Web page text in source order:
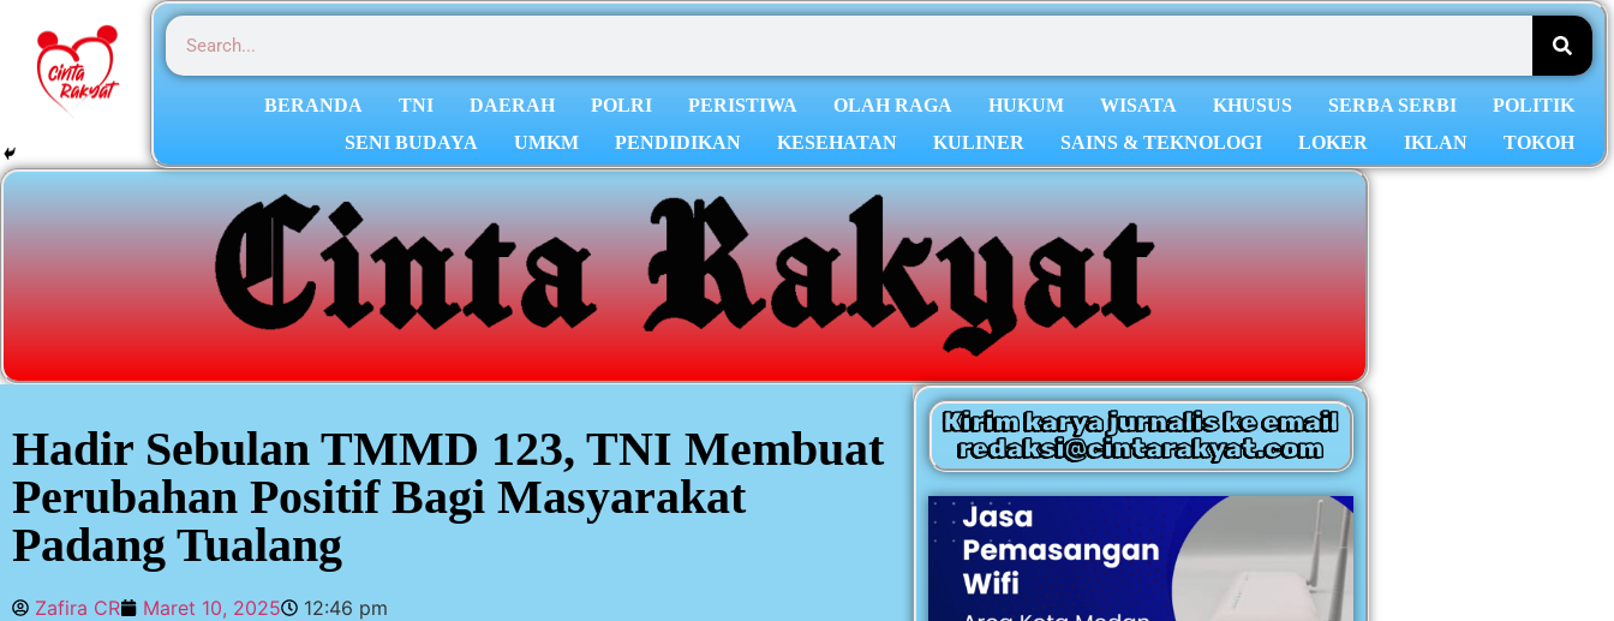
BERANDA TNI DAERAH POLRI PERISTIWA OLAH RAGA HUKUM WISATA KHUSUS SERBA SERBI
POLITIK
SENI BUDAYA
UMKM PENDIDIKAN KESEHATAN KULINER SAINS & TEKNOLOGI LOKER IKLAN TOKOH
Hadir Sebulan TMMD 123, TNI Membuat
Perubahan Positif Bagi Masyarakat
Padang Tualang
Zafira CR Maret 10, 2025 12:46 pm
Kirim karya jurnalis ke email
redaksi@cintarakyat.com